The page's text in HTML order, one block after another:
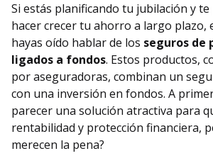
Si estás planificando tu jubilación y
hacer crecer tu ahorro a largo plazo,
hayas oído hablar de los seguros de
ligados a fondos. Estos productos,
por aseguradoras, combinan un
con una inversión en fondos. A
parecer una solución atractiva para
rentabilidad y protección financiera,
merecen la pena?